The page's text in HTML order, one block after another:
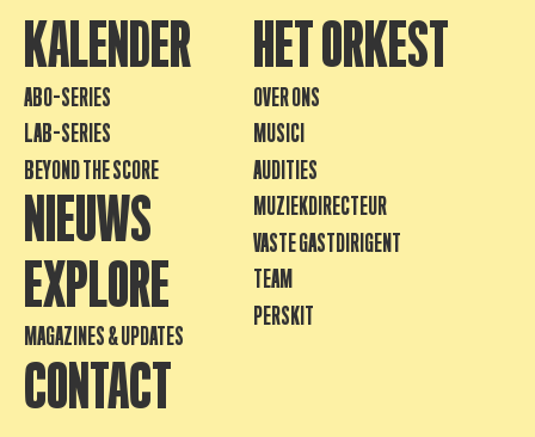
KALENDER
ABO-SERIES
LAB-SERIES
BEYOND THE SCORE
NIEUWS
EXPLORE
MAGAZINES & UPDATES
CONTACT
HET ORKEST
OVER ONS
MUSICI
AUDITIES
MUZIEKDIRECTEUR
VASTE GASTDIRIGENT
TEAM
PERSKIT